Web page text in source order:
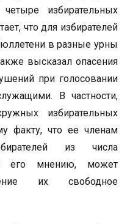
избирательных
что для избирателей
в разные урны
высказал опасения
при голосовании
В частности,
избирательных
факту, что ее членам
из числа
его мнению, может
их свободное